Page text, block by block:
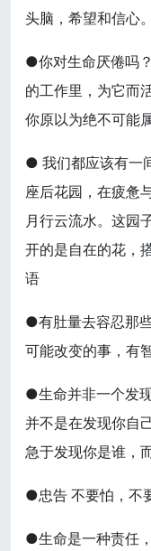
头脑，希望和信心。
●你对生命厌倦吗
的工作里，为它而
你原以为绝不可能
● 我们都应该有一
座后花园，在疲惫
月行云流水。这园
开的是自在的花，
语
●有肚量去容忍那
可能改变的事，有
●生命并非一个发
并不是在发现你自
急于发现你是谁，
●忠告 不要怕，不
●生命是一种责任